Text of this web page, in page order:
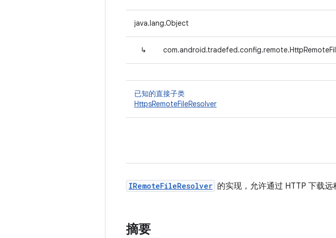
java.lang.Object
↳
已知的直接子类
HttpsRemoteFileResolver
IRemoteFileResolver 的实现，允许通过 HTTP 下载远
摘要